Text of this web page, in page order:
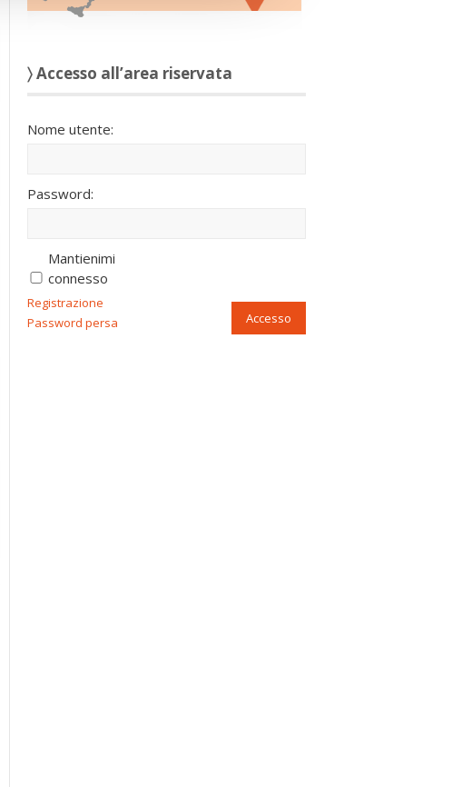
〉 Accesso all’area riservata
Nome utente:
Password:
Mantienimi
connesso
Accesso
Registrazione
Password persa